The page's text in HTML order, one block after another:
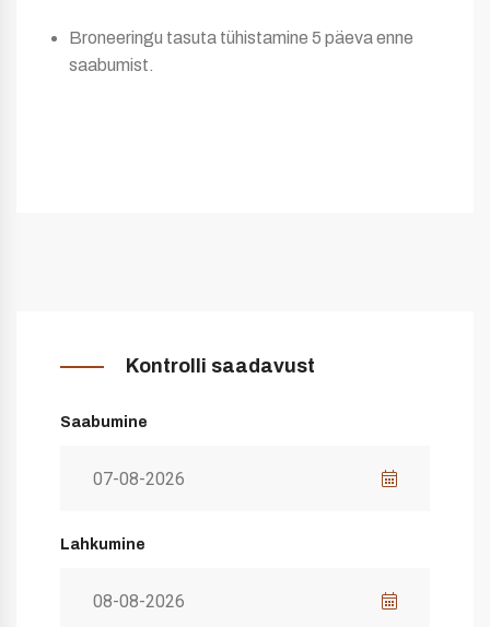
Broneeringu tasuta tühistamine 5 päeva enne
saabumist.
Kontrolli saadavust
Saabumine
Lahkumine